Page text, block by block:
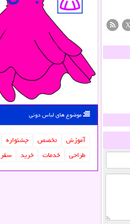
X
موضوع های لباس دونی
آموزش تخصص جشنواره
طراحی
خدمات خرید سفر